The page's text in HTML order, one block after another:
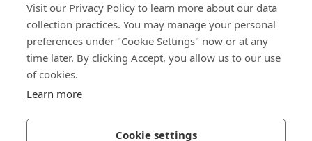
Visit our Privacy Policy to learn more about our data
collection practices. You may manage your personal
preferences under "Cookie Settings" now or at any
time later. By clicking Accept, you allow us to our use
of cookies.
Learn more
Cookie settings
Bossard Italia
Via Salvatore Quasimodo, 12/14
20025 Legnano (MI)